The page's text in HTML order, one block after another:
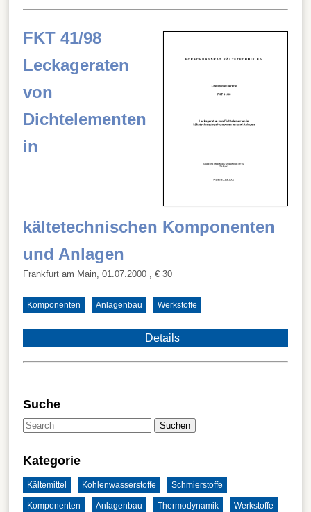
FKT 41/98
Leckageraten
von
Dichtelementen
in
kältetechnischen Komponenten
und Anlagen
Frankfurt am Main, 01.07.2000 , € 30
Komponenten Anlagenbau Werkstoffe
Details
Suche
Suchen
Kategorie
Kältemittel Kohlenwasserstoffe Schmierstoffe
Komponenten Anlagenbau Thermodynamik Werkstoffe